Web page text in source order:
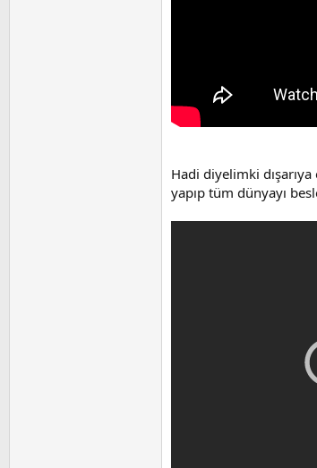
Hadi diyelimki
yapıp tüm dünyayı